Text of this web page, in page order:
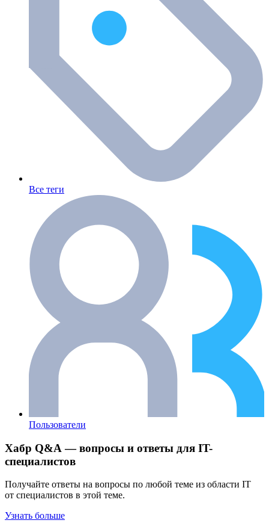
Все теги
Пользователи
Хабр Q&A — вопросы и ответы для IT-
специалистов
Получайте ответы на вопросы по любой теме из области IT
от специалистов в этой теме.
Узнать больше